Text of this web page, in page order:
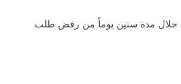
خلال مدة ستين يوماً من رفض طلب